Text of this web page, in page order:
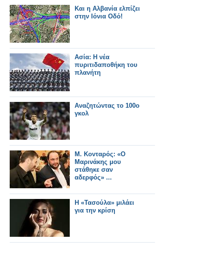
Kαι η Αλβανία ελπίζει
στην Ιόνια Οδό!
Ασία: Η νέα
πυριτιδαποθήκη του
πλανήτη
Αναζητώντας το 100ο
γκολ
Μ. Κονταρός: «Ο
Μαρινάκης μου
στάθηκε σαν
αδερφός» ...
Η «Τασούλα» μιλάει
για την κρίση